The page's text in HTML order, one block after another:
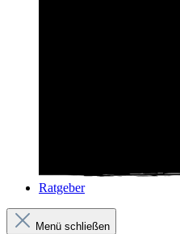
Ratgeber
Menü schließen